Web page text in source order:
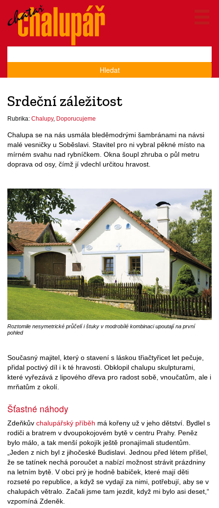
Hledat
Srdeční záležitost
Rubrika: Chalupy, Doporucujeme
Chalupa se na nás usmála bleděmodrými šambránami na návsi
malé vesničky u Soběslavi. Stavitel pro ni vybral pěkné místo na
mírném svahu nad rybníčkem. Okna šoupl zhruba o půl metru
doprava od osy, čímž jí vdechl určitou hravost.
Roztomile nesymetrické průčelí i štuky v modrobílé kombinaci upoutají na první
pohled
Současný majitel, který o stavení s láskou třiačtyřicet let pečuje,
přidal poctivý díl i k té hravosti. Obklopil chalupu skulpturami,
které vyřezává z lipového dřeva pro radost sobě, vnoučatům, ale i
mrňatům z okolí.
Šťastné náhody
Zdeňkův chalupářský příběh má kořeny už v jeho dětství. Bydlel s
rodiči a bratrem v dvoupokojovém bytě v centru Prahy. Peněz
bylo málo, a tak menší pokojík ještě pronajímali studentům.
„Jeden z nich byl z jihočeské Budislavi. Jednou před létem přišel,
že se tatínek nechá poroučet a nabízí možnost strávit prázdniny
na letním bytě. V obci prý je hodně babiček, které mají děti
rozseté po republice, a když se vydají za nimi, potřebují, aby se v
chalupách větralo. Začali jsme tam jezdit, když mi bylo asi deset,“
vzpomíná Zdeněk.